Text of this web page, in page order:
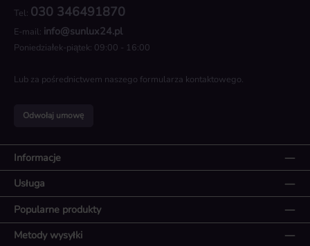
Tel: 030 346491870
E-mail: info@sunlux24.pl
Poniedziałek-piątek: 09:00 - 16:00
Lub za pośrednictwem naszego formularza kontaktowego.
Odwołaj umowę
Informacje
Usługa
Popularne produkty
Metody wysyłki